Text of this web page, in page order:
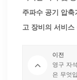
주파수 공기 압
고 장비의 서비
이전
영구 자
은 무엇